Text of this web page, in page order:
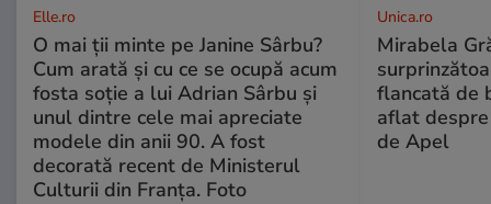
Elle.ro
O mai ții minte pe Janine Sârbu?
Cum arată și cu ce se ocupă acum
fosta soție a lui Adrian Sârbu și
unul dintre cele mai apreciate
modele din anii 90. A fost
decorată recent de Ministerul
Culturii din Franța. Foto
Unica.ro
Mirabela
flancată de
aflat
de Apel